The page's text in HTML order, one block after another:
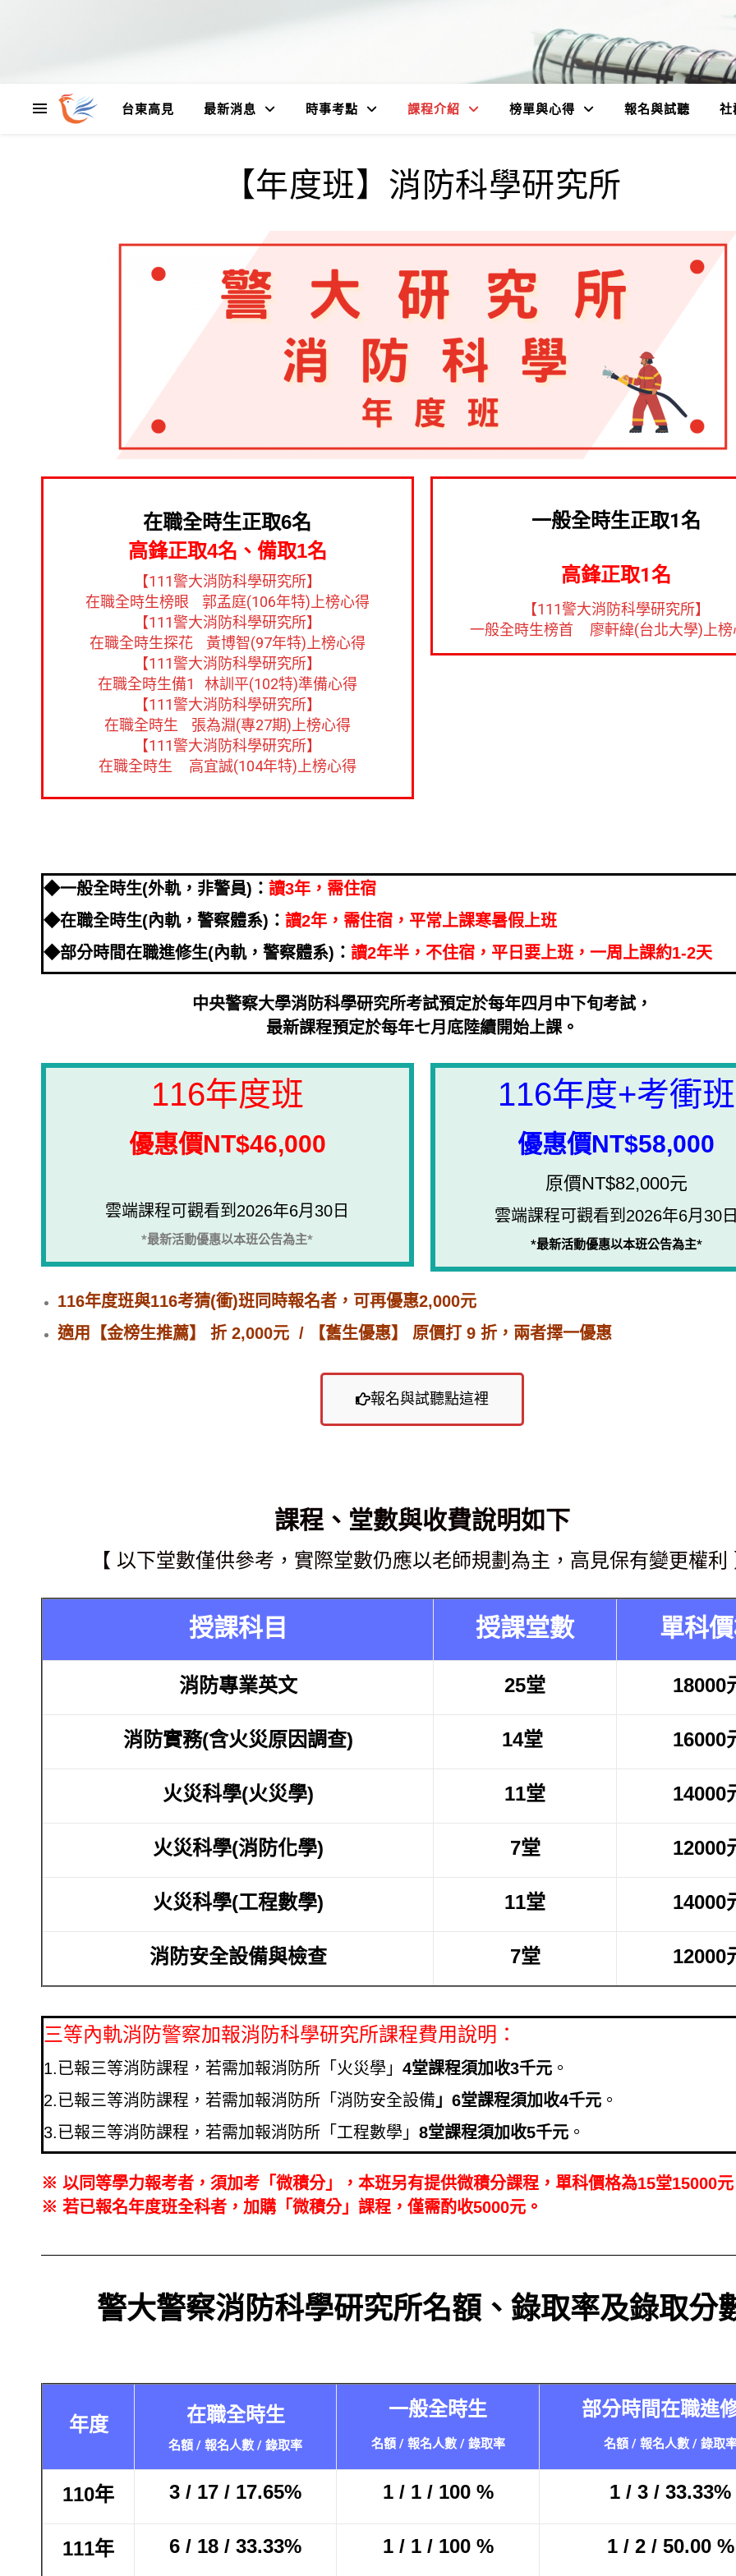
台東高見 最新消息 時事考點 課程介紹 榜單與心得 報名與試聽 社
【年度班】消防科學研究所
在職全時生正取6名
​高鋒正取4名、備取1名
【111警大消防科學研究所】
在職全時生榜眼 郭孟庭(106年特)上榜心得
【111警大消防科學研究所】
在職全時生探花 ​黃博智(97年特)上榜心得
【111警大消防科學研究所】
在職全時生備1 ​林訓平(102特)準備心得
【111警大消防科學研究所】
在職全時生 張為淵(專27期)上榜心得
【111警大消防科學研究所】
在職全時生 高宜誠(104年特)上榜心得
一般全時生正取1名
高鋒正取1名
【111警大消防科學研究所】
一般全時生榜首 ​廖軒緯(台北大學)上榜
◆一般全時生(外軌，非警員)： 讀3年，需住宿
◆在職全時生(內軌，警察體系)： 讀2年，需住宿，平常上課寒暑假上班
◆部分時間在職進修生(內軌，警察體系)： 讀2年半，不住宿，平日要上班，一周上課約1-2天
中央警察大學消防科學研究所考試預定於每年四月中下旬考試，
最新課程預定於每年七月底陸續開始上課。
116年度班
優惠價NT$46,000
雲端課程可觀看到2026年6月30日
*最新活動優惠以本班公告為主*
116年度+考衝班
優惠價NT$58,000
原價NT$82,000元
雲端課程可觀看到2026年6月30
*最新活動優惠以本班公告為主*
116年度班與116考猜(衝)班同時報名者，可再優惠2,000元
適用【金榜生推薦】 折 2,000元 / 【舊生優惠】 原價打 9 折，兩者擇一優惠
報名與試聽點這裡
課程、堂數與收費說明如下
【 以下堂數僅供參考，實際堂數仍應以老師規劃為主，高見保有變更權利
授課科目 授課堂數 單科
消防專業英文 25堂 18000
消防實務(含火災原因調查) 14堂 16000
火災科學(火災學) 11堂 14000
火災科學(消防化學) 7堂 12000
火災科學(工程數學) 11堂 14000
消防安全設備與檢查 7堂 12000
三等內軌消防警察加報消防科學研究所課程費用說明：
1.已報三等消防課程，若需加報消防所「火災學」 4堂課程須加收3千元 。
2.已報三等消防課程，若需加報消防所「消防安全設備 」6堂課程須加收4千元 。
3.已報三等消防課程，若需加報消防所「工程數學」 8堂課程須加收5千元 。
※ 以同等學力報考者，須加考「微積分」，本班另有提供微積分課程，單科價格為15堂15000
※ 若已報名年度班全科者，加購「微積分」課程，僅需酌收5000元。
警大警察消防科學研究所名額、錄取率及錄取分
年度 在職全時生
名額 / 報名人數 / 錄取率
一般全時生
名額 / 報名人數 / 錄取率
部分時間在職進
名額 / 報名人數 / 錄取
110年 3 / 17 / 17.65% 1 / 1 / 100 % 1 / 3 / 33.33%
111年 6 / 18 / 33.33% 1 / 1 / 100 % 1 / 2 / 50.00 %